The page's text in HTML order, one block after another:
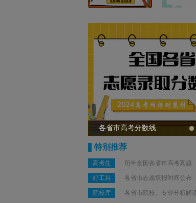
历年高考真题汇总
特别推荐
高考生 历年全国各省市高考真题
好工具 各省市志愿填报时间公布
院校库 各省市院校、专业分析解